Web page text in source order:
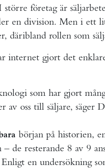
större företag är
en division. Men i ett
däribland rollen som
internet gjort det
som har gjort
av oss till säljare, säger
början på historien,
– de resterande 8 av 9
en undersökning